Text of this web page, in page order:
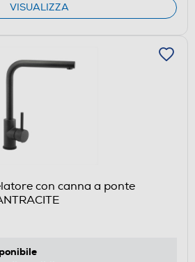
VISUALIZZA
con canna a ponte